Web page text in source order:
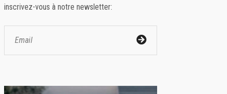
inscrivez-vous à notre newsletter: